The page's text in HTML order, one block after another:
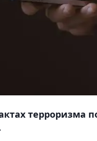
терроризма